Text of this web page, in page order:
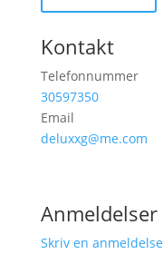
Kontakt
Telefonnummer
30597350
Email
deluxxg@me.com
Anmeldelser
Skriv en anmeldelse